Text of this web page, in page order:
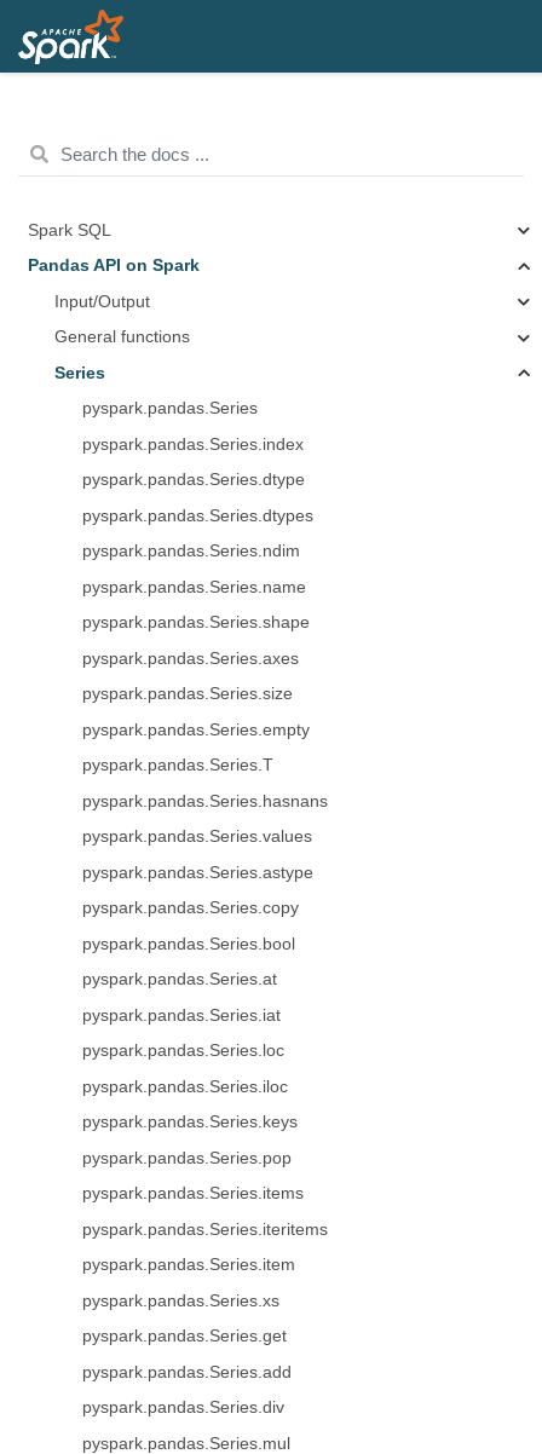
Spark SQL
Pandas API on Spark
Input/Output
General functions
Series
pyspark.pandas.Series
pyspark.pandas.Series.index
pyspark.pandas.Series.dtype
pyspark.pandas.Series.dtypes
pyspark.pandas.Series.ndim
pyspark.pandas.Series.name
pyspark.pandas.Series.shape
pyspark.pandas.Series.axes
pyspark.pandas.Series.size
pyspark.pandas.Series.empty
pyspark.pandas.Series.T
pyspark.pandas.Series.hasnans
pyspark.pandas.Series.values
pyspark.pandas.Series.astype
pyspark.pandas.Series.copy
pyspark.pandas.Series.bool
pyspark.pandas.Series.at
pyspark.pandas.Series.iat
pyspark.pandas.Series.loc
pyspark.pandas.Series.iloc
pyspark.pandas.Series.keys
pyspark.pandas.Series.pop
pyspark.pandas.Series.items
pyspark.pandas.Series.iteritems
pyspark.pandas.Series.item
pyspark.pandas.Series.xs
pyspark.pandas.Series.get
pyspark.pandas.Series.add
pyspark.pandas.Series.div
pyspark.pandas.Series.mul